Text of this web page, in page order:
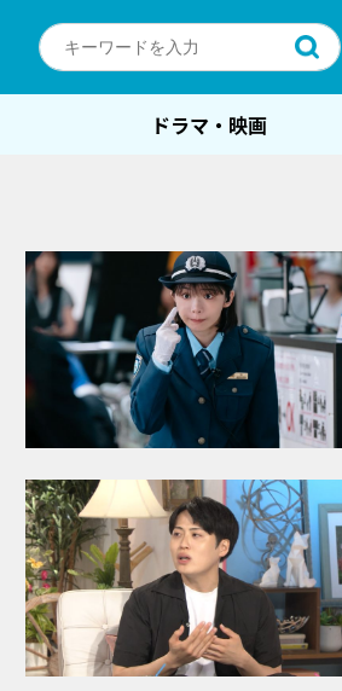
ドラマ・映画